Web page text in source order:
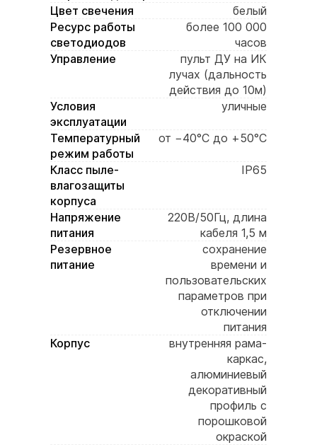
Цвет свечения
белый
Ресурс работы
светодиодов
более 100 000
часов
Управление
пульт ДУ на ИК
лучах (дальность
действия до 10м)
Условия
эксплуатации
уличные
Температурный
режим работы
от −40°C до +50°C
Класс пыле-
влагозащиты
корпуса
IP65
Напряжение
питания
220В/50Гц, длина
кабеля 1,5 м
Резервное
питание
сохранение
времени и
пользовательских
параметров при
отключении
питания
Корпус
внутренняя рама-
каркас,
алюминиевый
декоративный
профиль с
порошковой
окраской